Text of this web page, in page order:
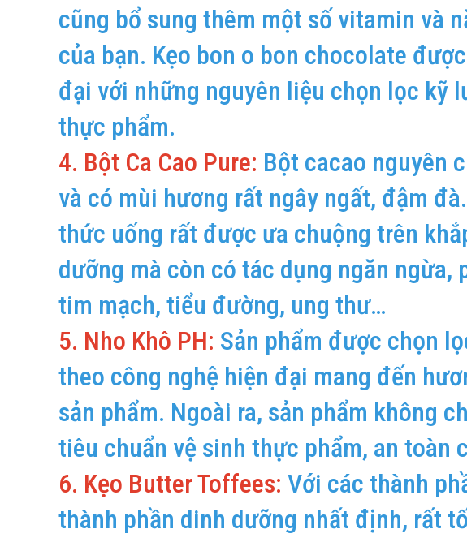
cũng bổ sung thêm một số vitamin và
của bạn. Kẹo bon o bon chocolate
đại với những nguyên liệu chọn lọc kỹ
thực phẩm.
4. Bột Ca Cao Pure: Bột cacao nguyên
và có mùi hương rất ngây ngất, đậm
thức uống rất được ưa chuộng trên
dưỡng mà còn có tác dụng ngăn ngừa,
tim mạch, tiểu đường, ung thư…
5. Nho Khô PH: Sản phẩm được chọn
theo công nghệ hiện đại mang đến
sản phẩm. Ngoài ra, sản phẩm không
tiêu chuẩn vệ sinh thực phẩm, an toàn
6. Kẹo Butter Toffees: Với các thành
thành phần dinh dưỡng nhất định, rất